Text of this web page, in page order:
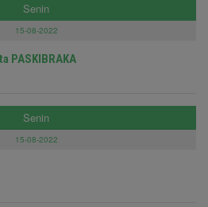
Senin
15-08-2022
PASKIBRAKA
Senin
15-08-2022